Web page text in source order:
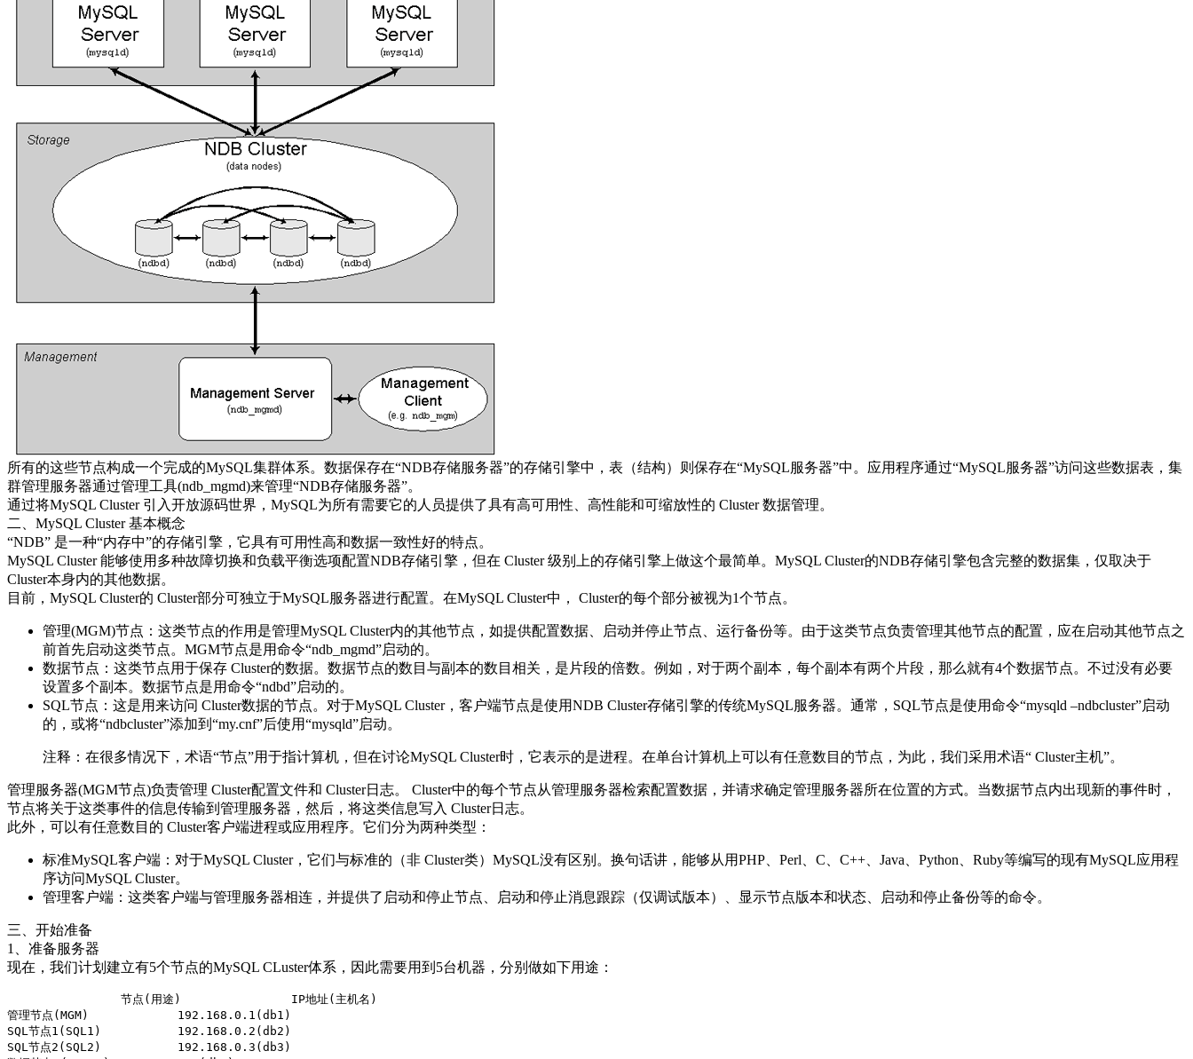
所有的这些节点构成一个完成的MySQL集群体系。数据保存在“NDB存储服务器”的存储引擎中，表（结构）则保存在“MySQL服务器”中。应用程序通过“MySQL服务器”访问这些数据表，集
群管理服务器通过管理工具(ndb_mgmd)来管理“NDB存储服务器”。
通过将MySQL Cluster 引入开放源码世界，MySQL为所有需要它的人员提供了具有高可用性、高性能和可缩放性的 Cluster 数据管理。
二、MySQL Cluster 基本概念
“NDB” 是一种“内存中”的存储引擎，它具有可用性高和数据一致性好的特点。
MySQL Cluster 能够使用多种故障切换和负载平衡选项配置NDB存储引擎，但在 Cluster 级别上的存储引擎上做这个最简单。MySQL Cluster的NDB存储引擎包含完整的数据集，仅取决于
Cluster本身内的其他数据。
目前，MySQL Cluster的 Cluster部分可独立于MySQL服务器进行配置。在MySQL Cluster中， Cluster的每个部分被视为1个节点。
管理(MGM)节点：这类节点的作用是管理MySQL Cluster内的其他节点，如提供配置数据、启动并停止节点、运行备份等。由于这类节点负责管理其他节点的配置，应在启动其他节点之
前首先启动这类节点。MGM节点是用命令“ndb_mgmd”启动的。
数据节点：这类节点用于保存 Cluster的数据。数据节点的数目与副本的数目相关，是片段的倍数。例如，对于两个副本，每个副本有两个片段，那么就有4个数据节点。不过没有必要
设置多个副本。数据节点是用命令“ndbd”启动的。
SQL节点：这是用来访问 Cluster数据的节点。对于MySQL Cluster，客户端节点是使用NDB Cluster存储引擎的传统MySQL服务器。通常，SQL节点是使用命令“mysqld –ndbcluster”启动
的，或将“ndbcluster”添加到“my.cnf”后使用“mysqld”启动。
注释：在很多情况下，术语“节点”用于指计算机，但在讨论MySQL Cluster时，它表示的是进程。在单台计算机上可以有任意数目的节点，为此，我们采用术语“ Cluster主机”。
管理服务器(MGM节点)负责管理 Cluster配置文件和 Cluster日志。 Cluster中的每个节点从管理服务器检索配置数据，并请求确定管理服务器所在位置的方式。当数据节点内出现新的事件时，
节点将关于这类事件的信息传输到管理服务器，然后，将这类信息写入 Cluster日志。
此外，可以有任意数目的 Cluster客户端进程或应用程序。它们分为两种类型：
标准MySQL客户端：对于MySQL Cluster，它们与标准的（非 Cluster类）MySQL没有区别。换句话讲，能够从用PHP、Perl、C、C++、Java、Python、Ruby等编写的现有MySQL应用程
序访问MySQL Cluster。
管理客户端：这类客户端与管理服务器相连，并提供了启动和停止节点、启动和停止消息跟踪（仅调试版本）、显示节点版本和状态、启动和停止备份等的命令。
三、开始准备
1、准备服务器
现在，我们计划建立有5个节点的MySQL CLuster体系，因此需要用到5台机器，分别做如下用途：
管理节点(MGM)		192.168.0.1(db1)
SQL节点1(SQL1)		192.168.0.2(db2)
SQL节点2(SQL2)		192.168.0.3(db3)